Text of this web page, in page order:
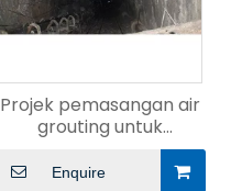
Projek pemasangan air
grouting untuk
meningkatkan
kestabilan jalan raya
Enquire